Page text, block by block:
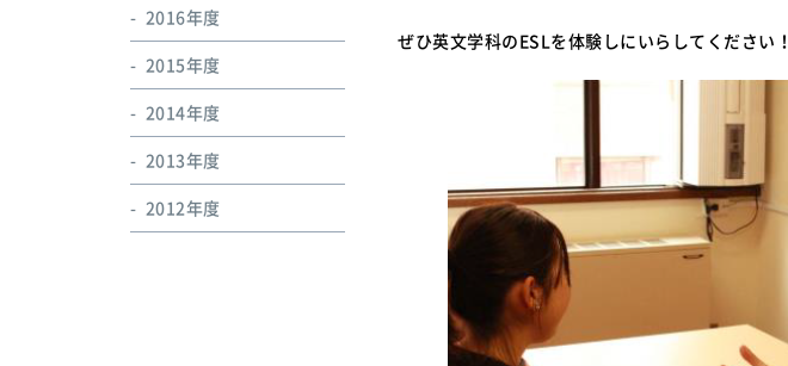
ぜひ英文学科のESLを体験しにいらしてください！
2016年度
2015年度
2014年度
2013年度
2012年度